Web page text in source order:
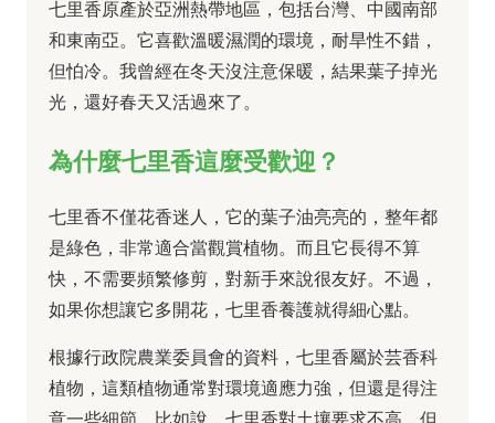
七里香原產於亞洲熱帶地區，包括台灣、中國南部
和東南亞。它喜歡溫暖濕潤的環境，耐旱性不錯，
但怕冷。我曾經在冬天沒注意保暖，結果葉子掉光
光，還好春天又活過來了。
為什麼七里香這麼受歡迎？
七里香不僅花香迷人，它的葉子油亮亮的，整年都
是綠色，非常適合當觀賞植物。而且它長得不算
快，不需要頻繁修剪，對新手來說很友好。不過，
如果你想讓它多開花，七里香養護就得細心點。
根據行政院農業委員會的資料，七里香屬於芸香科
植物，這類植物通常對環境適應力強，但還是得注
意一些細節。比如說，七里香對土壤要求不高，但